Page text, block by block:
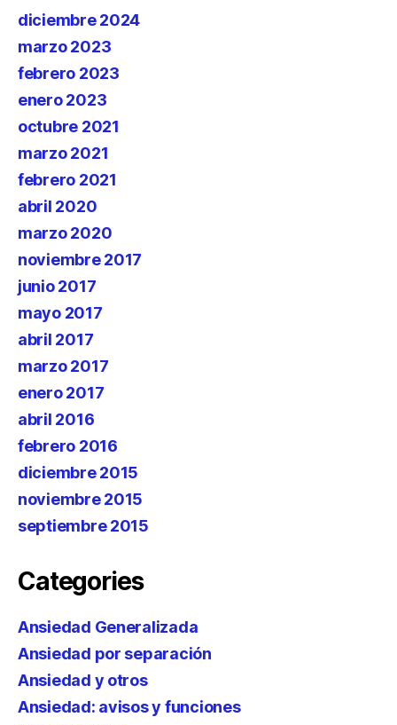
diciembre 2024
marzo 2023
febrero 2023
enero 2023
octubre 2021
marzo 2021
febrero 2021
abril 2020
marzo 2020
noviembre 2017
junio 2017
mayo 2017
abril 2017
marzo 2017
enero 2017
abril 2016
febrero 2016
diciembre 2015
noviembre 2015
septiembre 2015
Categories
Ansiedad Generalizada
Ansiedad por separación
Ansiedad y otros
Ansiedad: avisos y funciones